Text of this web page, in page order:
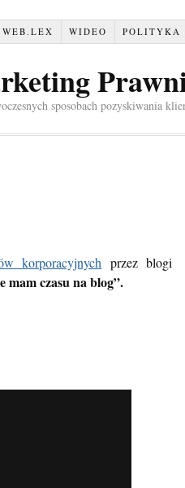
WEB.LEX WIDEO POLITYKA
sposobach pozyskiwania
korporacyjnych przez blogi
mam czasu na blog”.